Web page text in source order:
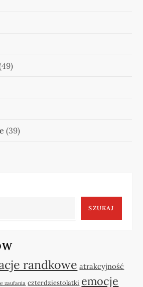
(39)
SZUKAJ
randkowe atrakcyjność
zaufania czterdziestolatki emocje